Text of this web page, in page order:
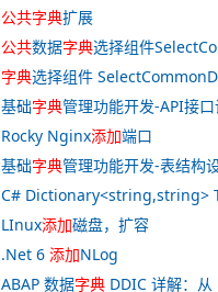
公共字典扩展
公共数据字典选择组件
字典选择组件
基础字典管理功能开发-API接
Rocky Nginx添加端口
基础字典管理功能开发-表结构
C# Dictionary<string,string>
LInux添加磁盘，扩容
.Net 6 添加NLog
ABAP 数据字典 DDIC 详解：